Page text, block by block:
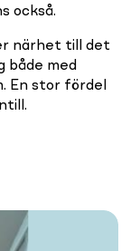
också.
närhet till det
både med
En stor fördel